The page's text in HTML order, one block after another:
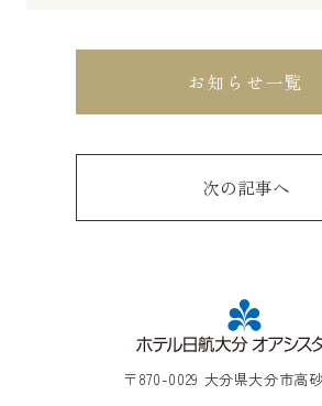
お知らせ一覧
次の記事へ
〒870-0029 大分県大分市高